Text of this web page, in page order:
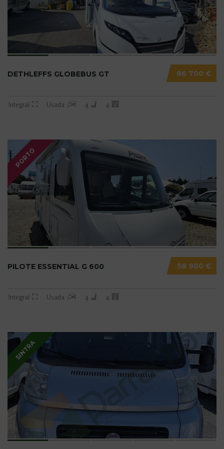
86 700 €
DETHLEFFS GLOBEBUS GT
Integral Usada 4 4
PORTO
58 900 €
PILOTE ESSENTIAL G 600
Integral Usada 4 4
SINTRA